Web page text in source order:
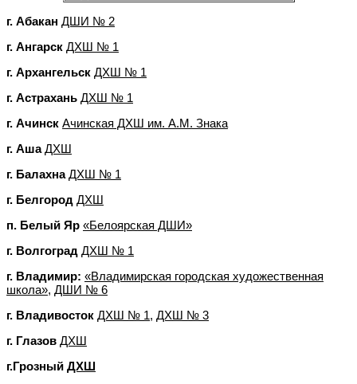
г. Абакан ДШИ № 2
г. Ангарск ДХШ № 1
г. Архангельск ДХШ № 1
г. Астрахань ДХШ № 1
г. Ачинск Ачинская ДХШ им. А.М. Знака
г. Аша ДХШ
г. Балахна ДХШ № 1
г. Белгород ДХШ
п. Белый Яр «Белоярская ДШИ»
г. Волгоград ДХШ № 1
г. Владимир: «Владимирская городская художественная
школа», ДШИ № 6
г. Владивосток ДХШ № 1, ДХШ № 3
г. Глазов ДХШ
г.Грозный ДХШ